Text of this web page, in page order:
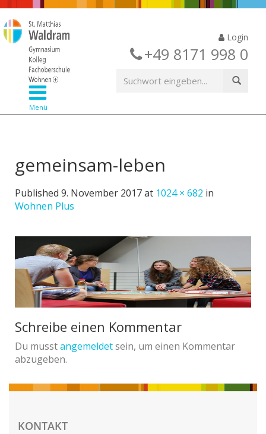
Login
+49 8171 998 0
Menü
gemeinsam-leben
Published 9. November 2017at 1024 × 682 in
Wohnen Plus
Schreibe einen Kommentar
Du musstangemeldetsein, um einen Kommentar
abzugeben.
KONTAKT